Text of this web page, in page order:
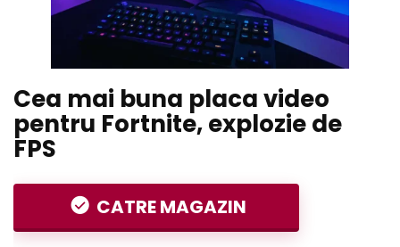
Cea mai buna placa video
pentru Fortnite, explozie de
FPS
CATRE MAGAZIN